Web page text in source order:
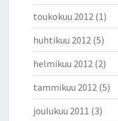
toukokuu 2012 (1)
huhtikuu 2012 (5)
helmikuu 2012 (2)
tammikuu 2012 (5)
joulukuu 2011 (3)